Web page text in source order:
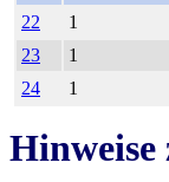
22
1
23
1
24
1